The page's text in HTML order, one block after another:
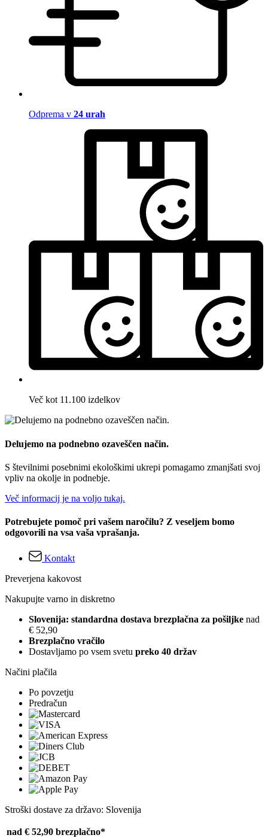
Odprema v 24 urah
Več kot 11.100 izdelkov
Delujemo na podnebno ozaveščen način.
S številnimi posebnimi ekološkimi ukrepi pomagamo zmanjšati svoj
vpliv na okolje in podnebje.
Več informacij je na voljo tukaj.
Potrebujete pomoč pri vašem naročilu? Z veseljem bomo
odgovorili na vsa vaša vprašanja.
Kontakt
Preverjena kakovost
Nakupujte varno in diskretno
Slovenija: standardna dostava brezplačna za pošiljke nad
€ 52,90
Brezplačno vračilo
Dostavljamo po vsem svetu preko 40 držav
Načini plačila
Po povzetju
Predračun
Stroški dostave za državo: Slovenija
nad € 52,90 brezplačno*